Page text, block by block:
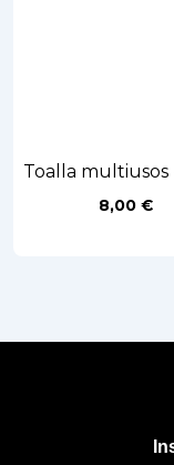
Toalla multiusos
8,00€